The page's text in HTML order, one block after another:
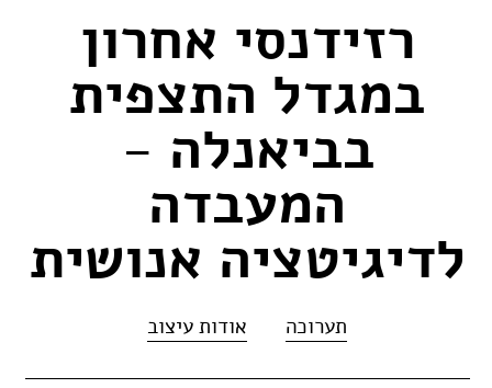
רזידנסי אחרון
במגדל התצפית
בביאנלה -
המעבדה
לדיגיטציה אנושית
תערוכה אודות עיצוב